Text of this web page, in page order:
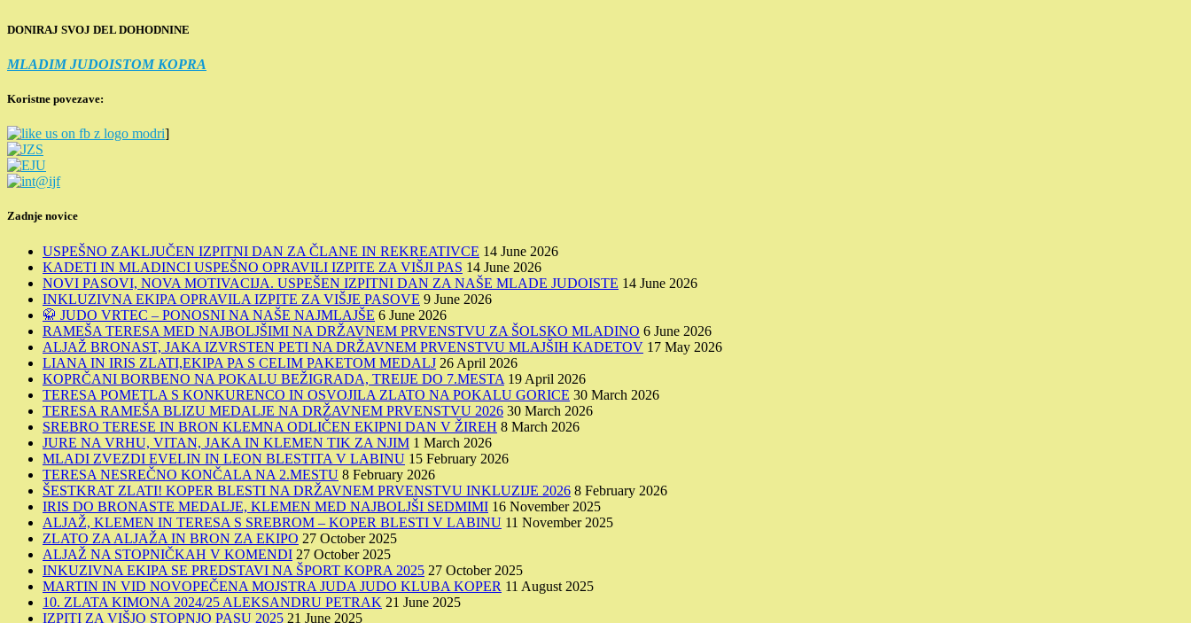
DONIRAJ SVOJ DEL DOHODNINE
MLADIM JUDOISTOM KOPRA
Koristne povezave:
]
Zadnje novice
USPEŠNO ZAKLJUČEN IZPITNI DAN ZA ČLANE IN REKREATIVCE 14 June 2026
KADETI IN MLADINCI USPEŠNO OPRAVILI IZPITE ZA VIŠJI PAS 14 June 2026
NOVI PASOVI, NOVA MOTIVACIJA. USPEŠEN IZPITNI DAN ZA NAŠE MLADE JUDOISTE 14 June 2026
INKLUZIVNA EKIPA OPRAVILA IZPITE ZA VIŠJE PASOVE 9 June 2026
🥋 JUDO VRTEC – PONOSNI NA NAŠE NAJMLAJŠE 6 June 2026
RAMEŠA TERESA MED NAJBOLJŠIMI NA DRŽAVNEM PRVENSTVU ZA ŠOLSKO MLADINO 6 June 2026
ALJAŽ BRONAST, JAKA IZVRSTEN PETI NA DRŽAVNEM PRVENSTVU MLAJŠIH KADETOV 17 May 2026
LIANA IN IRIS ZLATI,EKIPA PA S CELIM PAKETOM MEDALJ 26 April 2026
KOPRČANI BORBENO NA POKALU BEŽIGRADA, TREIJE DO 7.MESTA 19 April 2026
TERESA POMETLA S KONKURENCO IN OSVOJILA ZLATO NA POKALU GORICE 30 March 2026
TERESA RAMEŠA BLIZU MEDALJE NA DRŽAVNEM PRVENSTVU 2026 30 March 2026
SREBRO TERESE IN BRON KLEMNA ODLIČEN EKIPNI DAN V ŽIREH 8 March 2026
JURE NA VRHU, VITAN, JAKA IN KLEMEN TIK ZA NJIM 1 March 2026
MLADI ZVEZDI EVELIN IN LEON BLESTITA V LABINU 15 February 2026
TERESA NESREČNO KONČALA NA 2.MESTU 8 February 2026
ŠESTKRAT ZLATI! KOPER BLESTI NA DRŽAVNEM PRVENSTVU INKLUZIJE 2026 8 February 2026
IRIS DO BRONASTE MEDALJE, KLEMEN MED NAJBOLJŠI SEDMIMI 16 November 2025
ALJAŽ, KLEMEN IN TERESA S SREBROM – KOPER BLESTI V LABINU 11 November 2025
ZLATO ZA ALJAŽA IN BRON ZA EKIPO 27 October 2025
ALJAŽ NA STOPNIČKAH V KOMENDI 27 October 2025
INKUZIVNA EKIPA SE PREDSTAVI NA ŠPORT KOPRA 2025 27 October 2025
MARTIN IN VID NOVOPEČENA MOJSTRA JUDA JUDO KLUBA KOPER 11 August 2025
10. ZLATA KIMONA 2024/25 ALEKSANDRU PETRAK 21 June 2025
IZPITI ZA VIŠJO STOPNJO PASU 2025 21 June 2025